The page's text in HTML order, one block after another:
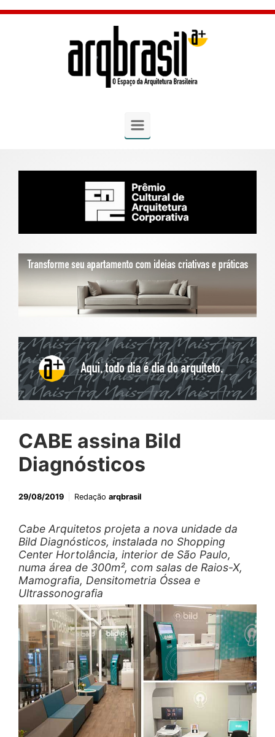
Skip to main content
CABE assina Bild
Diagnósticos
29/08/2019 Redação arqbrasil
Cabe Arquitetos projeta a nova unidade da
Bild Diagnósticos, instalada no Shopping
Center Hortolância, interior de São Paulo,
numa área de 300m², com salas de Raios-X,
Mamografia, Densitometria Óssea e
Ultrassonografia